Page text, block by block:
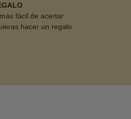
fácil de acertar
hacer un regalo